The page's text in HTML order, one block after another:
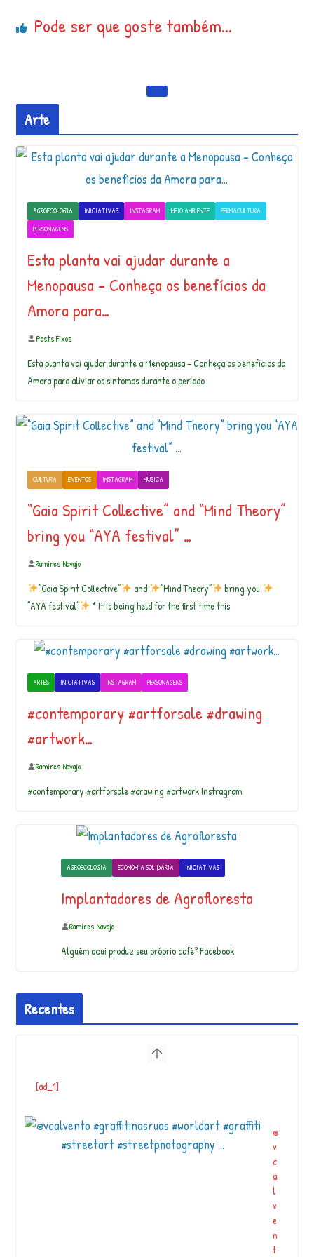
Pode ser que goste também...
Arte
AGROECOLOGIA INICIATIVAS INSTAGRAM MEIO AMBIENTE
PERMACULTURA
PERSONAGENS
Esta planta vai ajudar durante a
Menopausa – Conheça os benefícios da
Amora para…
Posts Fixos
Esta planta vai ajudar durante a Menopausa – Conheça os benefícios da
Amora para aliviar os sintomas durante o período
CULTURA EVENTOS INSTAGRAM MÚSICA
“Gaia Spirit Collective” and “Mind Theory”
bring you “AYA festival” …
Ramires Navajo
”Gaia Spirit Collective” and ”Mind Theory”
bring you
”AYA festival”
* It is being held for the first time this
ARTES INICIATIVAS INSTAGRAM PERSONAGENS
#contemporary #artforsale #drawing
#artwork…
Ramires Navajo
#contemporary #artforsale #drawing #artwork Instragram
AGROECOLOGIA ECONOMIA SOLIDÁRIA INICIATIVAS
Implantadores de Agrofloresta
Ramires Navajo
Alguém aqui produz seu próprio café? Facebook
Recentes
[ad_1]
@
v
c
a
l
v
e
n
t